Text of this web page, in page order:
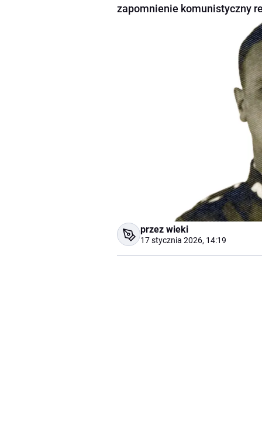
zapomnienie komunistyczny
przez wieki
17 stycznia 2026, 14:19